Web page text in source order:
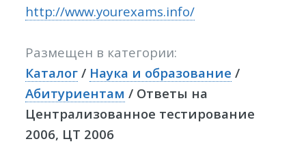
http://www.yourexams.info/
Размещен в категории:
Каталог / Наука и образование /
Абитуриентам / Ответы на
Централизованное тестирование
2006, ЦТ 2006